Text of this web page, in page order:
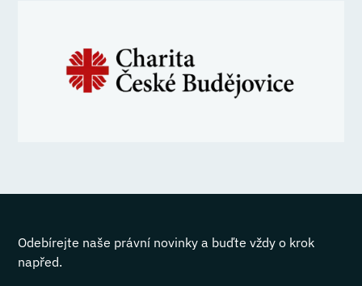
Odebírejte naše právní novinky a buďte vždy o krok
napřed.